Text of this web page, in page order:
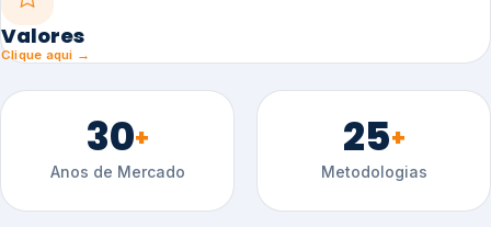
Valores
Clique aqui →
30+
Anos de Mercado
25+
Metodologias